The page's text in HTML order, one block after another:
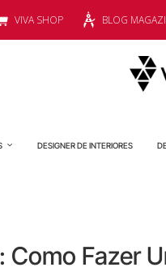
VIVA SHOP BLOG
DESIGNER DE INTERIORES
Como Fazer